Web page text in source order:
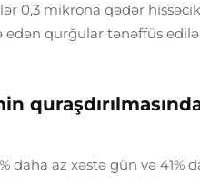
0,3 mikrona qədər
qurğular tənəffüs
daha az xəstə gün və